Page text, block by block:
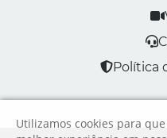
Política
Utilizamos cookies para